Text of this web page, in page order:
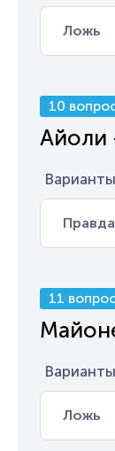
Ложь
10
Айоли
Правда
11
Ложь